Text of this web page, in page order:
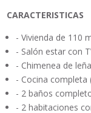
CARACTERISTICAS
- Vivienda de 110
- Salón estar con
- Chimenea de leña
- Cocina completa
- 2 baños
- 2 habitaciones